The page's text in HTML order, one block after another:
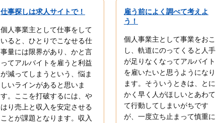
仕事探しは求人サイトで！
個人事業主として仕事をして
いると、ひとりでこなせる仕
事量には限界があり、かと言
ってアルバイトを雇うと利益
が減ってしまうという、悩ま
しいラインがあると思いま
す。ここを打破するには、や
はり売上と収入を安定させる
ことが課題となります。収入
雇う前によく調べて考えよ
う！
個人事業主として事業をおこ
し、軌道にのってくると人手
が足りなくなってアルバイト
を雇いたいと思うようになり
ます。そういうときは、とに
かく早く人がほしいとあわて
て行動してしまいがちです
が、一度立ち止まって慎重に